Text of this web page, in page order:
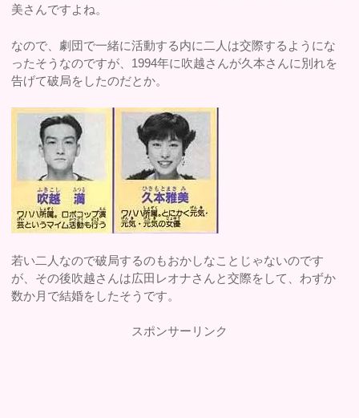
美さんですよね。
なので、劇団で一緒に活動する内に二人は交際するようにな
ったそうなのですが、1994年に吹越さんが久本さんに別れを
告げて破局をしたのだとか。
若い二人なので破局するのもおかしなことじゃないのです
が、その後吹越さんは広田レオナさんと交際をして、わずか
数か月で結婚をしたそうです。
スポンサーリンク